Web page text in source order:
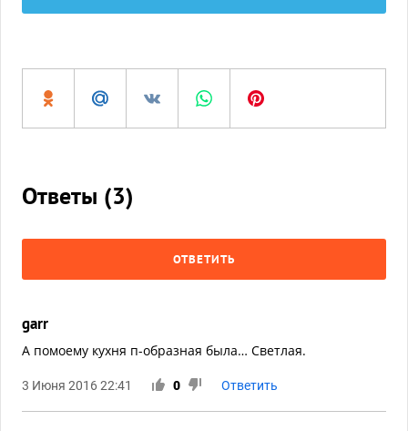
Ответы (3)
ОТВЕТИТЬ
garr
А помоему кухня п-образная была… Светлая.
3 Июня 2016 22:41 0 Ответить